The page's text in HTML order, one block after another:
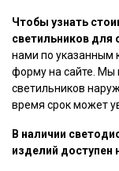
Чтобы узнать
светильников для
нами по указанным
форму на сайте. Мы
светильников
время срок может
В наличии
изделий доступен